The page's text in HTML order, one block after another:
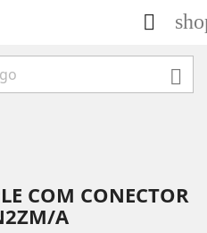


COM CONECTOR
A